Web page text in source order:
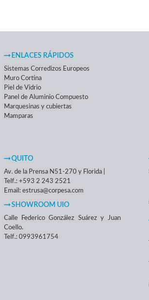
ENLACES RÁPIDOS
Sistemas Corredizos Europeos
Muro Cortina
Piel de Vidrio
Panel de Aluminio Compuesto
Marquesinas y cubiertas
Mamparas
QUITO
Av. de la Prensa N51-270 y Florida |
Telf.: +593 2 243 2521
Email: estrusa@corpesa.com
SHOWROOM UIO
Calle Federico González Suárez y Juan
Coello.
Telf.: 0993961754